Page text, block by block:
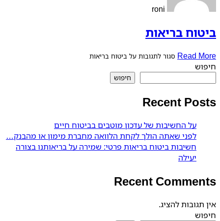
ביטוח בריאות
Read More סגור לתגובות על ביטוח בריאות
חיפוש
חיפוש
Recent Posts
על החשיבות של עדכון מוטבים בביטוח חיים
לפני שאתה הולך לקחת הלוואה מחברת מימון או מהבנק…
חשיבות ביטוח בריאות פרטי: שמירה על בריאותנו בצורה
יעילה
Recent Comments
אין תגובות להציג.
חיפוש